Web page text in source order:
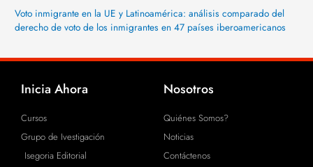
Voto inmigrante en la UE y Latinoamérica: análisis comparado del
derecho de voto de los inmigrantes en 47 países iberoamericanos
Inicia Ahora
Cursos
Grupo de Ivestigación
Isegoria Editorial
Nosotros
Quiénes Somos?
Noticias
Contáctenos